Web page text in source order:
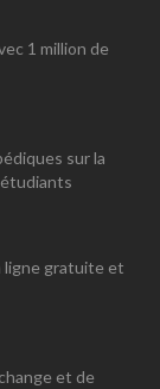
1 million de
sur la
ligne gratuite et
et de